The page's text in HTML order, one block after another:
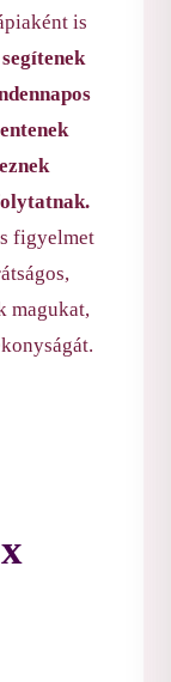
is
figyelmet
magukat,